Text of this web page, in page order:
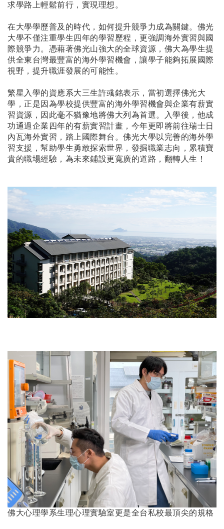
求學路上輕鬆前行，實現理想。
在大學學歷普及的時代，如何提升競爭力成為關鍵。佛光
大學不僅注重學生四年的學習歷程，更強調海外實習與國
際競爭力。憑藉著佛光山強大的全球資源，佛大為學生提
供全東台灣最豐富的海外學習機會，讓學子能夠拓展國際
視野，提升職涯發展的可能性。
繁星入學的資應系大三生許彧銘表示，當初選擇佛光大
學，正是因為學校提供豐富的海外學習機會與企業有薪實
習資源，因此毫不猶豫地將佛大列為首選。入學後，他成
功通過企業四年的有薪實習計畫，今年更即將前往瑞士日
內瓦海外實習，踏上國際舞台。佛光大學以完善的海外學
習支援，幫助學生勇敢探索世界，發掘職業志向，累積寶
貴的職場經驗，為未來鋪設更寬廣的道路，翻轉人生！
佛大心理學系生理心理實驗室更是全台私校最頂尖的規格